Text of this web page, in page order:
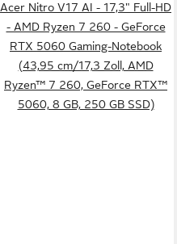
Acer Nitro V17 AI - 17,3" Full-HD
- AMD Ryzen 7 260 - GeForce
RTX 5060 Gaming-Notebook
(43,95 cm/17,3 Zoll, AMD
Ryzen™ 7 260, GeForce RTX™
5060, 8 GB, 250 GB SSD)